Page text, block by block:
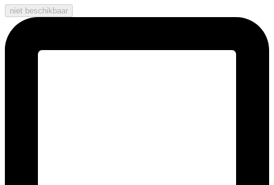
niet beschikbaar